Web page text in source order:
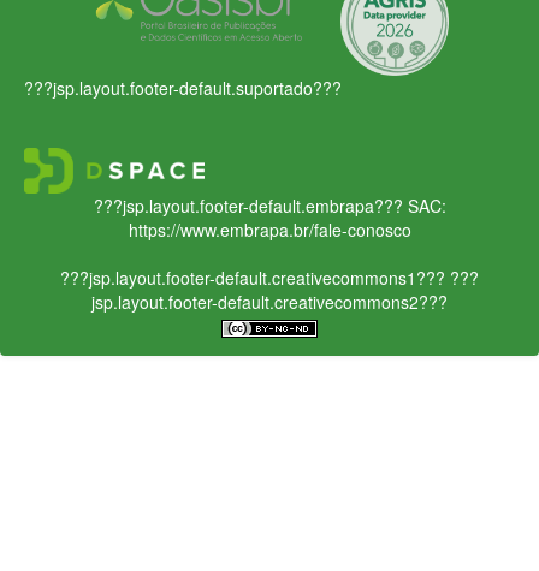
???jsp.layout.footer-default.suportado???
???jsp.layout.footer-default.embrapa??? SAC:
https://www.embrapa.br/fale-conosco
???jsp.layout.footer-default.creativecommons1??? ???
jsp.layout.footer-default.creativecommons2???